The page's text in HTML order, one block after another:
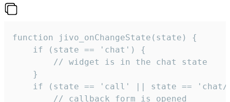
function jivo_onChangeState(state) {
    if (state == 'chat') {
        // widget is in the chat state
    }
if (state == 'call' || state ==
        // callback form is opened